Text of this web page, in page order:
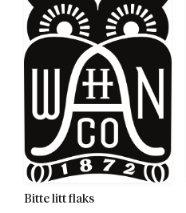
Bitte litt flaks